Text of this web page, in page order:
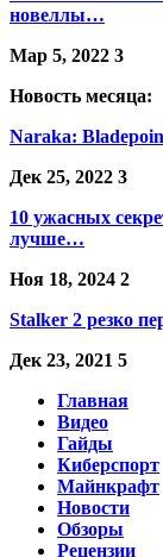
новеллы…
Мар 5, 2022 3
Новость месяца:
Naraka:
Дек 25, 2022 3
10 ужасных
лучше…
Ноя 18, 2024 2
Stalker 2 резко
Дек 23, 2021 5
Главная
Видео
Гайды
Киберспорт
Майнкрафт
Новости
Обзоры
Рецензии